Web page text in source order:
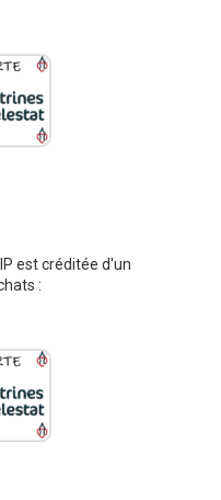
est créditée d'un
: